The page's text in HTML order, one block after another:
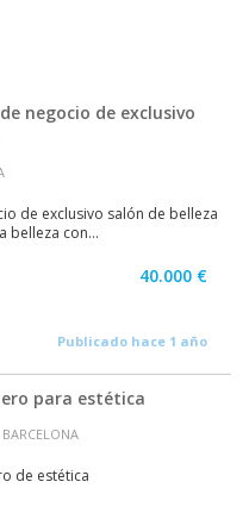
negocio de exclusivo
de exclusivo salón de belleza
belleza con...
40.000 €
Publicado hace 1 año
para estética
de estética